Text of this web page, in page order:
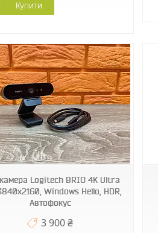
Купити
Logitech BRIO 4K Ultra
Windows Hello, HDR,
Автофокус
3 900 ₴